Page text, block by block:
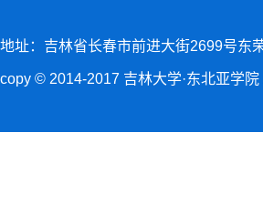
地址：吉林省长春市前进大街2699号东
copy © 2014-2017 吉林大学·东北亚学